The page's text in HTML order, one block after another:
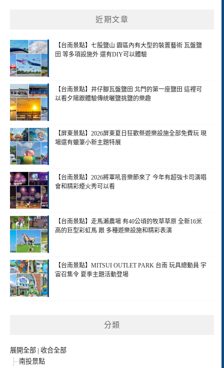
近期文章
【台南景點】七股鹽山 園區內有大型的裝置藝術 瓦盤鹽
田 等多項設施外 還有DIY可以體驗
【台南景點】井仔腳瓦盤鹽田 北門的第一座鹽田 這裡可
以看夕陽跟體驗傳統曬鹽挑鹽的樂趣
【屏東景點】2026屏東夏日狂歡祭遊樂設施全部免費玩 現
場還有蠟筆小新主題特展
【台南景點】2026將軍吼音樂節來了 今年有超強卡司演唱
會和精彩煙火秀可以看
【台南景點】走馬瀨農場 有40公頃的牧草草原 全新16米
高的巨型彩虹馬 跟 多種遊樂設施和精彩表演
【台南景點】MITSUI OUTLET PARK 台南 玩具總動員 宇
宙召集令 夏季主題活動登場
分類
展開全部 | 收合全部
南投景點